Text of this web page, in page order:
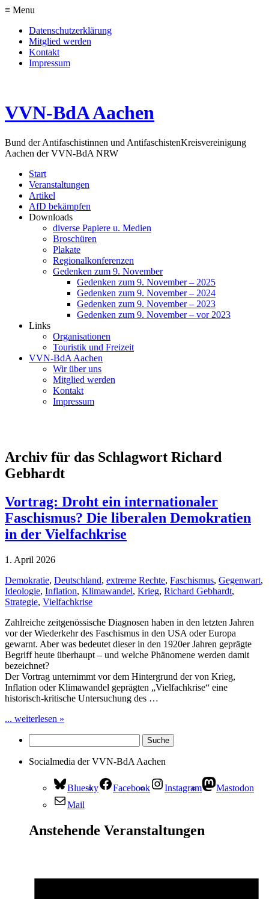
≡ Menu
Datenschutzerklärung
Mitglied werden
Kontakt
Impressum
VVN-BdA Aachen
Bund der Antifaschistinnen und AntifaschistenKreisvereinigung
Aachen der VVN-BdA NRW
Start
Veranstaltungen
Artikel
AfD bekämpfen
Downloads
diverse Papiere u. Medien
Broschüren
Plakate
Regionalkonferenzen
Gedenken zum 9. November
Gedenken zum 9. November – 2025
Gedenken zum 9. November – 2024
Gedenken zum 9. November – 2023
Gedenken zum 9. November – vor 2023
Links
Organisationen
Touristik und Freizeit
VVN-BdA Aachen
Wir über uns
Mitglied werden
Kontakt
Impressum
Archiv für das Schlagwort Richard
Gebhardt
Vortrag: Droht ein internationaler
Faschismus? Die liberalen Demokratien
in der Vielfachkrise
1. April 2026
Demokratie, Deutschland, extreme Rechte, Faschismus, Gegenwart,
Ideologie, Inflation, Klimawandel, Krieg, Richard Gebhardt,
Strategie, Vielfachkrise
Zahlreiche zeitgenössische Diagnosen haben in den letzten Jahren
vor der Wiederkehr des Faschismus in den USA oder Europa
gewarnt. Aber was bedeutet dieser in den 1920er Jahren geprägte
Begriff heute überhaupt – und welche Phänomene werden damit
bezeichnet?
Der Vortrag unternimmt vor dem Hintergrund der von Krieg,
Inflation oder Klimawandel geprägten „Vielfachkrise“ eine
historisch-kritische Untersuchung des …
... weiterlesen »
Socialmedia der VVN-BdA Aachen
Bluesky Facebook Instagram
Mastodon
Mail
Anstehende Veranstaltungen